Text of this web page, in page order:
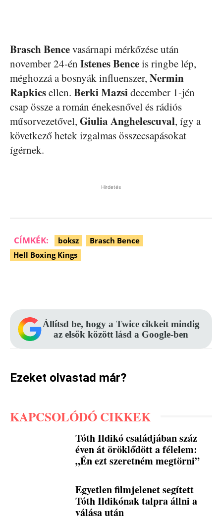
Brasch Bencevasárnapi mérkőzése után
november 24-én Istenes Benceis ringbe lép,
méghozzá a bosnyák influenszer, Nermin
Rapkicsellen. Berki Mazsidecember 1-jén
csap össze a román énekesnővel és rádiós
műsorvezetővel, Giulia Anghelescuval, így a
következő hetek izgalmas összecsapásokat
ígérnek.
Hirdetés
CÍMKÉK: boksz
Brasch Bence
Hell Boxing Kings
Állítsd be, hogy a Twice cikkeit mindig
az elsők között lásd a Google-ben
Ezeket olvastad már?
KAPCSOLÓDÓ CIKKEK
Tóth Ildikó családjában száz
éven át öröklődött a félelem:
„Én ezt szeretném megtörni”
Egyetlen filmjelenet segített
Tóth Ildikónak talpra állni a
válása után